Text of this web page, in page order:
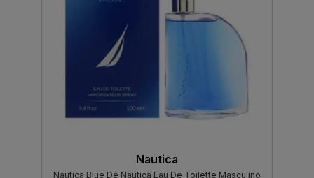
Nautica
Nautica Blue De Nautica Eau De Toilette Masculino